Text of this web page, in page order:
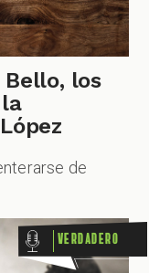
los
de
Verdadero